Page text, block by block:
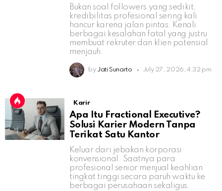
Bukan soal followers yang sedikit,
kredibilitas profesional sering kali
hancur karena jalan pintas. Kenali
berbagai kesalahan fatal yang justru
membuat rekruter dan klien potensial
menjauh.
by Jati Sunarto July 27, 2026, 4:32 pm
Karir
Apa Itu Fractional Executive?
Solusi Karier Modern Tanpa
Terikat Satu Kantor
Keluar dari jebakan korporasi
konvensional. Saatnya para
profesional senior menjual keahlian
tingkat tinggi secara paruh waktu ke
berbagai perusahaan sekaligus.